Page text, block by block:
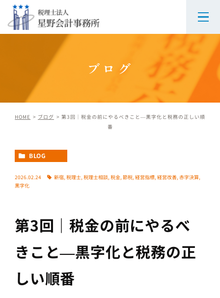
ブログ
HOME ブログ
第3回｜税金の前にやるべきこと―黒字化と税務の正しい順
番
BLOG
2026.02.24 新宿,税理士,税理士相談,税金,節税,経営指標,経営改善,赤字決算,
黒字化
第3回｜税金の前にやるべ
きこと―黒字化と税務の正
しい順番